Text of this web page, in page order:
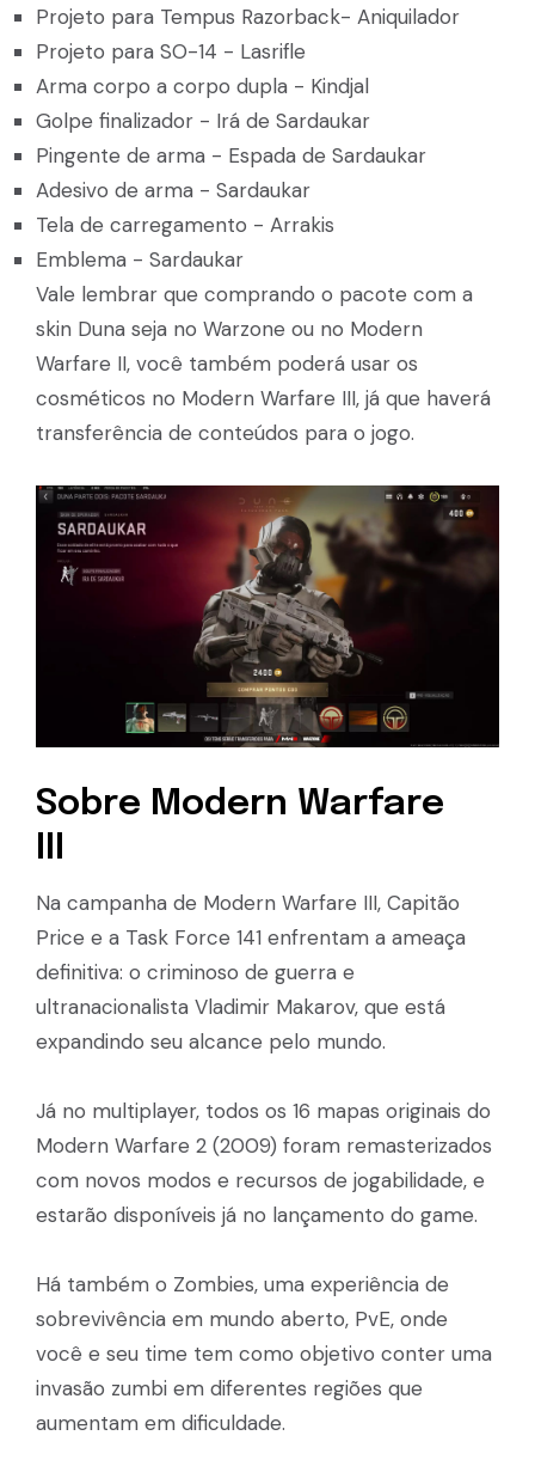
Projeto para Tempus Razorback- Aniquilador
Projeto para SO-14 - Lasrifle
Arma corpo a corpo dupla - Kindjal
Golpe finalizador - Irá de Sardaukar
Pingente de arma - Espada de Sardaukar
Adesivo de arma - Sardaukar
Tela de carregamento - Arrakis
Emblema - Sardaukar
Vale lembrar que comprando o pacote com a
skin Duna seja no Warzone ou no Modern
Warfare II, você também poderá usar os
cosméticos no Modern Warfare III, já que haverá
transferência de conteúdos para o jogo.
Sobre Modern Warfare
Na campanha de Modern Warfare III, Capitão
Price e a Task Force 141 enfrentam a ameaça
definitiva: o criminoso de guerra e
ultranacionalista Vladimir Makarov, que está
expandindo seu alcance pelo mundo.
Já no multiplayer, todos os 16 mapas originais do
Modern Warfare 2 (2009) foram remasterizados
com novos modos e recursos de jogabilidade, e
estarão disponíveis já no lançamento do game.
Há também o Zombies, uma experiência de
sobrevivência em mundo aberto, PvE, onde
você e seu time tem como objetivo conter uma
invasão zumbi em diferentes regiões que
aumentam em dificuldade.